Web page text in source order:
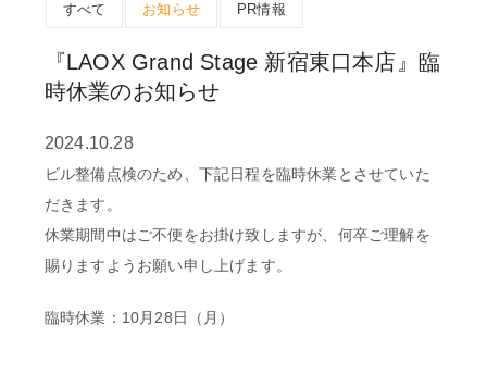
すべて お知らせ PR情報
『LAOX Grand Stage 新宿東口本店』臨
時休業のお知らせ
2024.10.28
ビル整備点検のため、下記日程を臨時休業とさせていた
だきます。
休業期間中はご不便をお掛け致しますが、何卒ご理解を
賜りますようお願い申し上げます。
臨時休業：10月28日（月）